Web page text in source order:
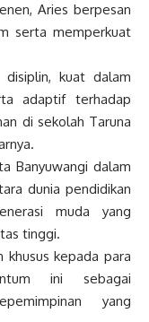
Aries berpesan
serta memperkuat
disiplin, kuat dalam
adaptif terhadap
di sekolah Taruna
Banyuwangi dalam
dunia pendidikan
muda yang
tinggi.
khusus kepada para
ini sebagai
yang